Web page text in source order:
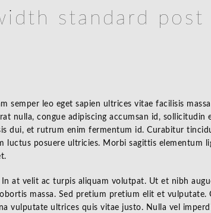
standard post
semper leo eget sapien ultrices vitae facilisis
nulla, congue adipiscing accumsan id, sollicitudin
dui, et rutrum enim fermentum id. Curabitur
luctus posuere ultricies. Morbi sagittis elementum
at velit ac turpis aliquam volutpat. Ut et nibh
massa. Sed pretium pretium elit et vulputate.
vulputate ultrices quis vitae justo. Nulla vel